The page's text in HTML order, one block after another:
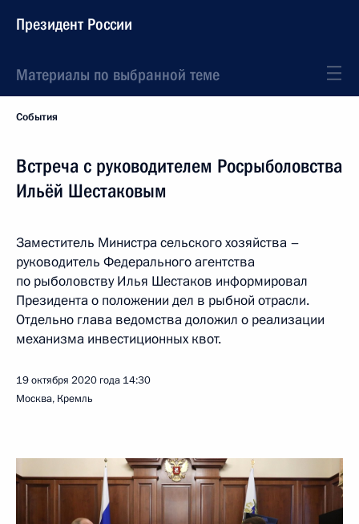
Президент России
Материалы по выбранной теме
События
Встреча с руководителем Росрыболовства
Ильёй Шестаковым
Заместитель Министра сельского хозяйства –
руководитель Федерального агентства
по рыболовству Илья Шестаков информировал
Президента о положении дел в рыбной отрасли.
Отдельно глава ведомства доложил о реализации
механизма инвестиционных квот.
19 октября 2020 года 14:30
Москва, Кремль